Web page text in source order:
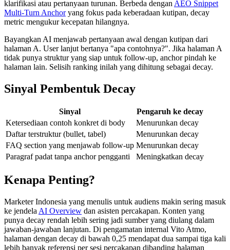
klarifikasi atau pertanyaan turunan. Berbeda dengan AEO Snippet
Multi-Turn Anchoryang fokus pada keberadaan kutipan, decay
metric mengukur kecepatan hilangnya.
Bayangkan AI menjawab pertanyaan awal dengan kutipan dari
halaman A. User lanjut bertanya "apa contohnya?". Jika halaman A
tidak punya struktur yang siap untuk follow-up, anchor pindah ke
halaman lain. Selisih ranking inilah yang dihitung sebagai decay.
Sinyal Pembentuk Decay
Sinyal
Pengaruh ke decay
Ketersediaan contoh konkret di body
Menurunkan decay
Daftar terstruktur (bullet, tabel)
Menurunkan decay
FAQ section yang menjawab follow-up Menurunkan decay
Paragraf padat tanpa anchor pengganti
Meningkatkan decay
Kenapa Penting?
Marketer Indonesia yang menulis untuk audiens makin sering masuk
ke jendela AI Overview dan asisten percakapan. Konten yang
punya decay rendah lebih sering jadi sumber yang diulang dalam
jawaban-jawaban lanjutan. Di pengamatan internal Vito Atmo,
halaman dengan decay di bawah 0,25 mendapat dua sampai tiga kali
lebih banyak referensi per sesi percakapan dibanding halaman